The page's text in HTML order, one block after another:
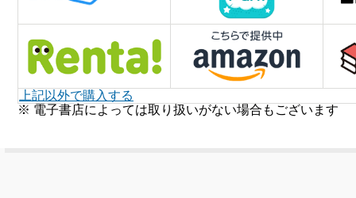
上記以外で購入する
※ 電子書店によっては取り扱いがない場合もございます